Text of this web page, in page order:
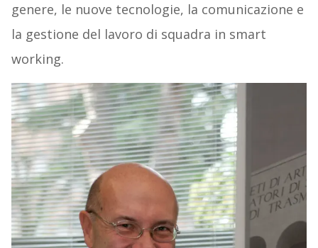
genere, le nuove tecnologie, la comunicazione e
la gestione del lavoro di squadra in smart
working.